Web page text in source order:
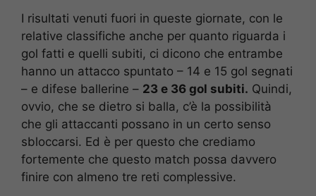
I risultati venuti fuori in queste giornate, con le
relative classifiche anche per quanto riguarda i
gol fatti e quelli subiti, ci dicono che entrambe
hanno un attacco spuntato – 14 e 15 gol segnati
– e difese ballerine – 23 e 36 gol subiti. Quindi,
ovvio, che se dietro si balla, c’è la possibilità
che gli attaccanti possano in un certo senso
sbloccarsi. Ed è per questo che crediamo
fortemente che questo match possa davvero
finire con almeno tre reti complessive.